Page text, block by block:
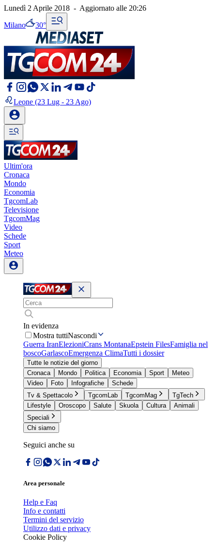
Lunedì 2 Aprile 2018 - Aggiornato alle 20:26
Milano 30°
Leone (23 Lug - 23 Ago)
Ultim'ora
Cronaca
Mondo
Economia
TgcomLab
Televisione
TgcomMag
Video
Schede
Sport
Meteo
In evidenza
Mostra tuttiNascondi
Guerra IranElezioniCrans MontanaEpstein FilesFamiglia nel
boscoGarlascoEmergenza ClimaTutti i dossier
Tutte le notizie del giorno
Cronaca
Mondo Politica Economia Sport
Meteo
Video
Foto Infografiche
Schede
Tv & Spettacolo
TgcomLab TgcomMag
TgTech
Lifestyle
Oroscopo Salute Skuola Cultura
Animali
Speciali
Chi siamo
Seguici anche su
Area personale
Help e Faq
Info e contatti
Termini del servizio
Utilizzo dati e privacy
Cookie Policy